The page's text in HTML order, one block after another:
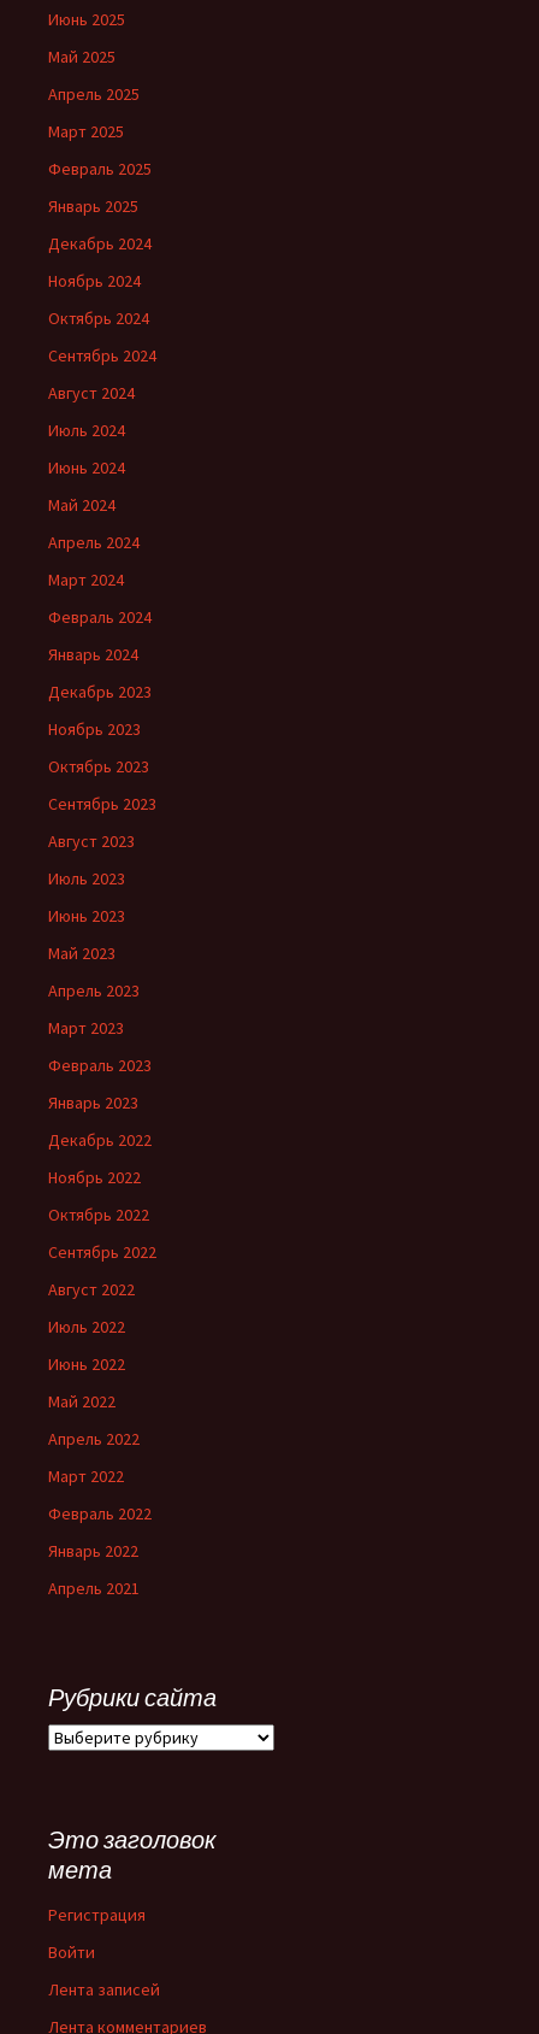
Июнь 2025
Май 2025
Апрель 2025
Март 2025
Февраль 2025
Январь 2025
Декабрь 2024
Ноябрь 2024
Октябрь 2024
Сентябрь 2024
Август 2024
Июль 2024
Июнь 2024
Май 2024
Апрель 2024
Март 2024
Февраль 2024
Январь 2024
Декабрь 2023
Ноябрь 2023
Октябрь 2023
Сентябрь 2023
Август 2023
Июль 2023
Июнь 2023
Май 2023
Апрель 2023
Март 2023
Февраль 2023
Январь 2023
Декабрь 2022
Ноябрь 2022
Октябрь 2022
Сентябрь 2022
Август 2022
Июль 2022
Июнь 2022
Май 2022
Апрель 2022
Март 2022
Февраль 2022
Январь 2022
Апрель 2021
Рубрики сайта
Рубрики
Это заголовок
мета
Регистрация
Войти
Лента записей
Лента комментариев